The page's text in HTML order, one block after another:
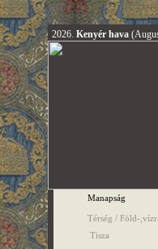
2026. Kenyér hava
Manapság
Térség / Föld-
Tisza